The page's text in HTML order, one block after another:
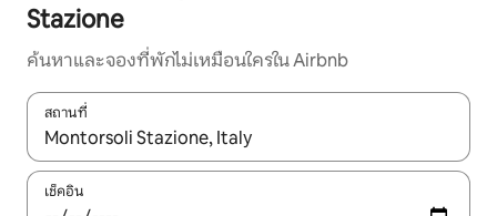
Stazione
ค้นหาและจองที่พักไม่เหมือนใครใน Airbnb
สถานที่
ใช้ลูกศรขึ้นลง หรือใช้การสัมผัสหรือปัด เพื่อสำรวจผลการค้นหา
เช็คอิน